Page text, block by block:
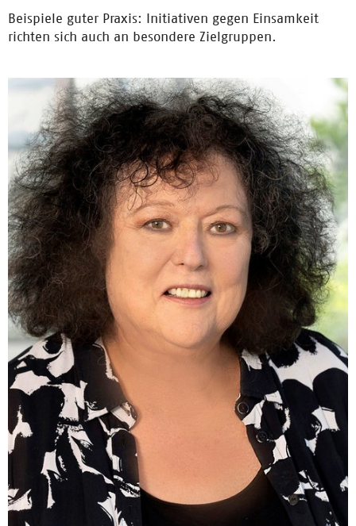
Beispiele guter Praxis: Initiativen gegen Einsamkeit
richten sich auch an besondere Zielgruppen.